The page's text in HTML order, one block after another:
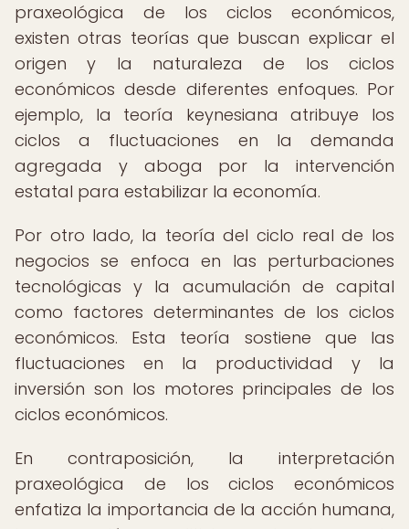
praxeológica de los ciclos económicos,
existen otras teorías que buscan explicar el
origen y la naturaleza de los ciclos
económicos desde diferentes enfoques. Por
ejemplo, la teoría keynesiana atribuye los
ciclos a fluctuaciones en la demanda
agregada y aboga por la intervención
estatal para estabilizar la economía.
Por otro lado, la teoría del ciclo real de los
negocios se enfoca en las perturbaciones
tecnológicas y la acumulación de capital
como factores determinantes de los ciclos
económicos. Esta teoría sostiene que las
fluctuaciones en la productividad y la
inversión son los motores principales de los
ciclos económicos.
En contraposición, la interpretación
praxeológica de los ciclos económicos
enfatiza la importancia de la acción humana,